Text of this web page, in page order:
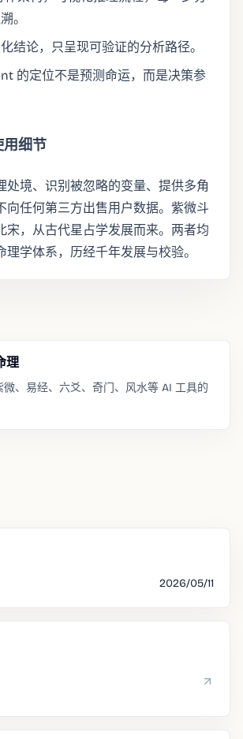
。
结论，只呈现可验证的分析路径。
的定位不是预测命运，而是决策参
用细节
处境、识别被忽略的变量、提供多角
向任何第三方出售用户数据。紫微斗
宋，从古代星占学发展而来。两者均
理学体系，历经千年发展与校验。
理
、易经、六爻、奇门、风水等 AI 工具的
2026/05/11